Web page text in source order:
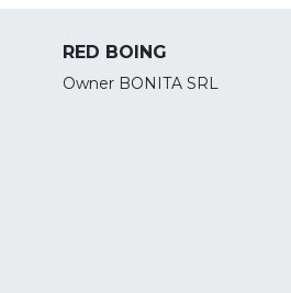
RED BOING
Owner BONITA SRL